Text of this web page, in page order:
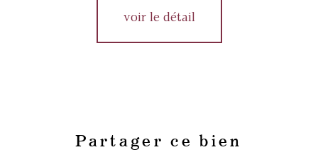
voir le détail
Partager ce bien